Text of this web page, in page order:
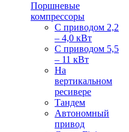
Поршневые
компрессоры
С приводом 2,2
– 4,0 кВт
С приводом 5,5
– 11 кВт
На
вертикальном
ресивере
Тандем
Автономный
привод